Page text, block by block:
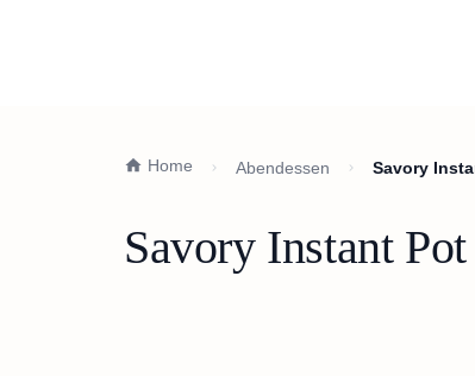
Home Abendessen Savory
Savory Instant